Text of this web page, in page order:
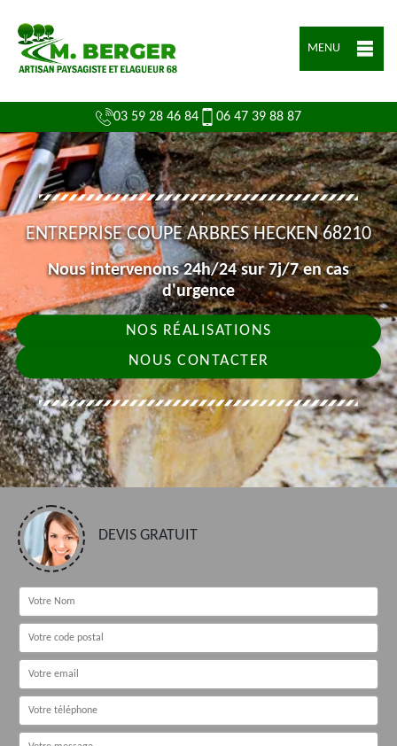
MENU
03 59 28 46 84 06 47 39 88 87
ENTREPRISE COUPE ARBRES HECKEN 68210
Nous intervenons 24h/24 sur 7j/7 en cas
d'urgence
NOS RÉALISATIONS
NOUS CONTACTER
DEVIS GRATUIT